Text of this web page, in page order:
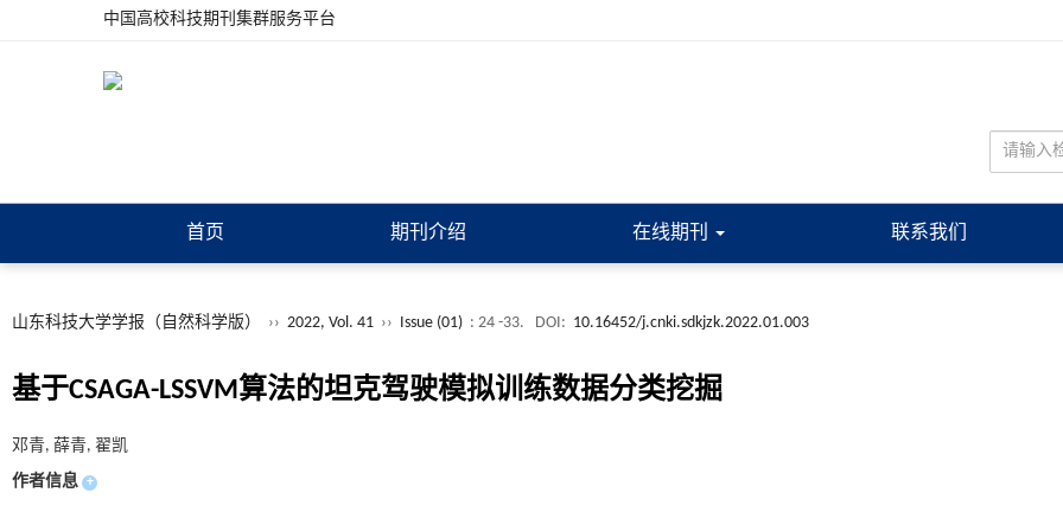
中国高校科技期刊集群服务平台
首页 期刊介绍 在线期刊 联系我们
山东科技大学学报（自然科学版） ›› 2022, Vol. 41 ›› Issue (01) : 24 -33. DOI: 10.16452/j.cnki.sdkjzk.2022.01.003
基于CSAGA-LSSVM算法的坦克驾驶模拟训练数据分类挖掘
邓青, 薛青, 翟凯
作者信息 +